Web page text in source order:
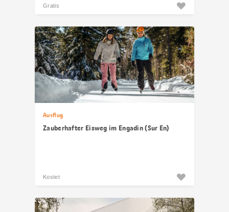
Gratis
Ausflug
Zauberhafter Eisweg im Engadin (Sur En)
Kostet